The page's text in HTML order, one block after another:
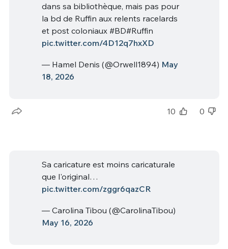
dans sa bibliothèque, mais pas pour
la bd de Ruffin aux relents racelards
et post coloniaux #BD#Ruffin
pic.twitter.com/4D12q7hxXD
— Hamel Denis (@Orwell1894) May
18, 2026
10 0
Sa caricature est moins caricaturale
que l'original…
pic.twitter.com/zggr6qazCR
— Carolina Tibou (@CarolinaTibou)
May 16, 2026